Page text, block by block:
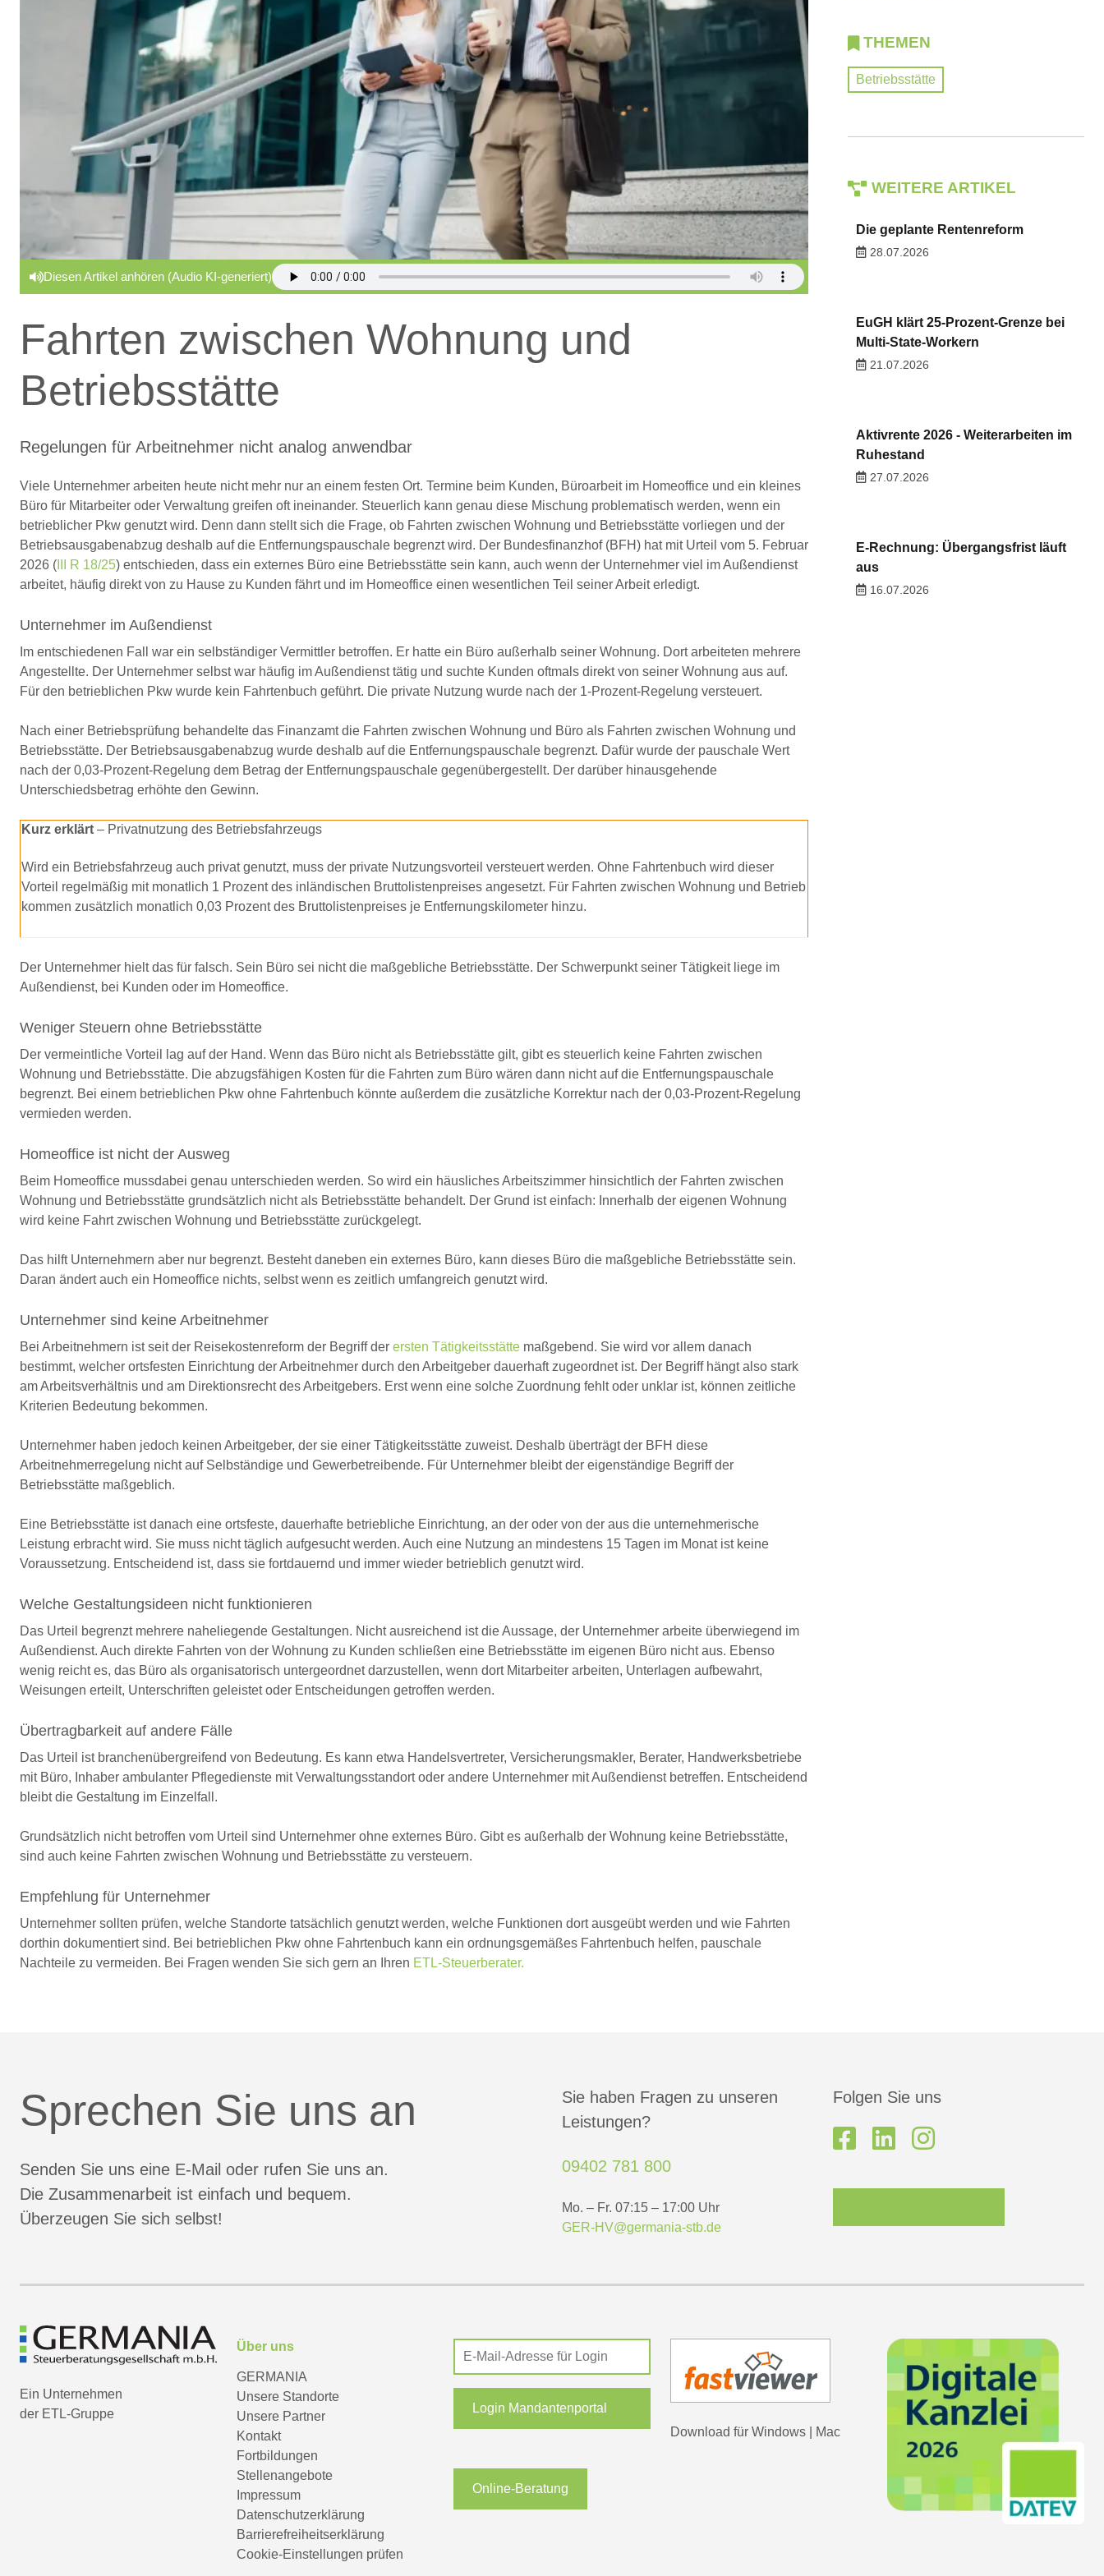
Diesen Artikel anhören (Audio KI-generiert)
Fahrten zwischen Wohnung und
Betriebsstätte
Regelungen für Arbeitnehmer nicht analog anwendbar
Viele Unternehmer arbeiten heute nicht mehr nur an einem festen Ort. Termine beim Kunden, Büroarbeit im Homeoffice und ein kleines
Büro für Mitarbeiter oder Verwaltung greifen oft ineinander. Steuerlich kann genau diese Mischung problematisch werden, wenn ein
betrieblicher Pkw genutzt wird. Denn dann stellt sich die Frage, ob Fahrten zwischen Wohnung und Betriebsstätte vorliegen und der
Betriebsausgabenabzug deshalb auf die Entfernungspauschale begrenzt wird. Der Bundesfinanzhof (BFH) hat mit Urteil vom 5. Februar
2026 ( III R 18/25) entschieden, dass ein externes Büro eine Betriebsstätte sein kann, auch wenn der Unternehmer viel im Außendienst
arbeitet, häufig direkt von zu Hause zu Kunden fährt und im Homeoffice einen wesentlichen Teil seiner Arbeit erledigt.
Unternehmer im Außendienst
Im entschiedenen Fall war ein selbständiger Vermittler betroffen. Er hatte ein Büro außerhalb seiner Wohnung. Dort arbeiteten mehrere
Angestellte. Der Unternehmer selbst war häufig im Außendienst tätig und suchte Kunden oftmals direkt von seiner Wohnung aus auf.
Für den betrieblichen Pkw wurde kein Fahrtenbuch geführt. Die private Nutzung wurde nach der 1-Prozent-Regelung versteuert.
Nach einer Betriebsprüfung behandelte das Finanzamt die Fahrten zwischen Wohnung und Büro als Fahrten zwischen Wohnung und
Betriebsstätte. Der Betriebsausgabenabzug wurde deshalb auf die Entfernungspauschale begrenzt. Dafür wurde der pauschale Wert
nach der 0,03-Prozent-Regelung dem Betrag der Entfernungspauschale gegenübergestellt. Der darüber hinausgehende
Unterschiedsbetrag erhöhte den Gewinn.
Kurz erklärt – Privatnutzung des Betriebsfahrzeugs
Wird ein Betriebsfahrzeug auch privat genutzt, muss der private Nutzungsvorteil versteuert werden. Ohne Fahrtenbuch wird dieser
Vorteil regelmäßig mit monatlich 1 Prozent des inländischen Bruttolistenpreises angesetzt. Für Fahrten zwischen Wohnung und Betrieb
kommen zusätzlich monatlich 0,03 Prozent des Bruttolistenpreises je Entfernungskilometer hinzu.
Der Unternehmer hielt das für falsch. Sein Büro sei nicht die maßgebliche Betriebsstätte. Der Schwerpunkt seiner Tätigkeit liege im
Außendienst, bei Kunden oder im Homeoffice.
Weniger Steuern ohne Betriebsstätte
Der vermeintliche Vorteil lag auf der Hand. Wenn das Büro nicht als Betriebsstätte gilt, gibt es steuerlich keine Fahrten zwischen
Wohnung und Betriebsstätte. Die abzugsfähigen Kosten für die Fahrten zum Büro wären dann nicht auf die Entfernungspauschale
begrenzt. Bei einem betrieblichen Pkw ohne Fahrtenbuch könnte außerdem die zusätzliche Korrektur nach der 0,03-Prozent-Regelung
vermieden werden.
Homeoffice ist nicht der Ausweg
Beim Homeoffice mussdabei genau unterschieden werden. So wird ein häusliches Arbeitszimmer hinsichtlich der Fahrten zwischen
Wohnung und Betriebsstätte grundsätzlich nicht als Betriebsstätte behandelt. Der Grund ist einfach: Innerhalb der eigenen Wohnung
wird keine Fahrt zwischen Wohnung und Betriebsstätte zurückgelegt.
Das hilft Unternehmern aber nur begrenzt. Besteht daneben ein externes Büro, kann dieses Büro die maßgebliche Betriebsstätte sein.
Daran ändert auch ein Homeoffice nichts, selbst wenn es zeitlich umfangreich genutzt wird.
Unternehmer sind keine Arbeitnehmer
Bei Arbeitnehmern ist seit der Reisekostenreform der Begriff der ersten Tätigkeitsstätte maßgebend. Sie wird vor allem danach
bestimmt, welcher ortsfesten Einrichtung der Arbeitnehmer durch den Arbeitgeber dauerhaft zugeordnet ist. Der Begriff hängt also stark
am Arbeitsverhältnis und am Direktionsrecht des Arbeitgebers. Erst wenn eine solche Zuordnung fehlt oder unklar ist, können zeitliche
Kriterien Bedeutung bekommen.
Unternehmer haben jedoch keinen Arbeitgeber, der sie einer Tätigkeitsstätte zuweist. Deshalb überträgt der BFH diese
Arbeitnehmerregelung nicht auf Selbständige und Gewerbetreibende. Für Unternehmer bleibt der eigenständige Begriff der
Betriebsstätte maßgeblich.
Eine Betriebsstätte ist danach eine ortsfeste, dauerhafte betriebliche Einrichtung, an der oder von der aus die unternehmerische
Leistung erbracht wird. Sie muss nicht täglich aufgesucht werden. Auch eine Nutzung an mindestens 15 Tagen im Monat ist keine
Voraussetzung. Entscheidend ist, dass sie fortdauernd und immer wieder betrieblich genutzt wird.
Welche Gestaltungsideen nicht funktionieren
Das Urteil begrenzt mehrere naheliegende Gestaltungen. Nicht ausreichend ist die Aussage, der Unternehmer arbeite überwiegend im
Außendienst. Auch direkte Fahrten von der Wohnung zu Kunden schließen eine Betriebsstätte im eigenen Büro nicht aus. Ebenso
wenig reicht es, das Büro als organisatorisch untergeordnet darzustellen, wenn dort Mitarbeiter arbeiten, Unterlagen aufbewahrt,
Weisungen erteilt, Unterschriften geleistet oder Entscheidungen getroffen werden.
Übertragbarkeit auf andere Fälle
Das Urteil ist branchenübergreifend von Bedeutung. Es kann etwa Handelsvertreter, Versicherungsmakler, Berater, Handwerksbetriebe
mit Büro, Inhaber ambulanter Pflegedienste mit Verwaltungsstandort oder andere Unternehmer mit Außendienst betreffen. Entscheidend
bleibt die Gestaltung im Einzelfall.
Grundsätzlich nicht betroffen vom Urteil sind Unternehmer ohne externes Büro. Gibt es außerhalb der Wohnung keine Betriebsstätte,
sind auch keine Fahrten zwischen Wohnung und Betriebsstätte zu versteuern.
Empfehlung für Unternehmer
Unternehmer sollten prüfen, welche Standorte tatsächlich genutzt werden, welche Funktionen dort ausgeübt werden und wie Fahrten
dorthin dokumentiert sind. Bei betrieblichen Pkw ohne Fahrtenbuch kann ein ordnungsgemäßes Fahrtenbuch helfen, pauschale
Nachteile zu vermeiden. Bei Fragen wenden Sie sich gern an Ihren ETL-Steuerberater.
THEMEN
Betriebsstätte
WEITERE ARTIKEL
Die geplante Rentenreform
28.07.2026
EuGH klärt 25-Prozent-Grenze bei
Multi-State-Workern
21.07.2026
Aktivrente 2026 - Weiterarbeiten im
Ruhestand
27.07.2026
E-Rechnung: Übergangsfrist läuft
aus
16.07.2026
Sprechen Sie uns an
Senden Sie uns eine E-Mail oder rufen Sie uns an.
Die Zusammenarbeit ist einfach und bequem.
Überzeugen Sie sich selbst!
Sie haben Fragen zu unseren
Leistungen?
09402 781 800
Mo. – Fr. 07:15 – 17:00 Uhr
GER-HV@germania-stb.de
Folgen Sie uns
Ein Unternehmen
der ETL-Gruppe
Über uns
GERMANIA
Unsere Standorte
Unsere Partner
Kontakt
Fortbildungen
Stellenangebote
Impressum
Datenschutzerklärung
Barrierefreiheitserklärung
Cookie-Einstellungen prüfen
Login Mandantenportal
Online-Beratung
Download für Windows Mac